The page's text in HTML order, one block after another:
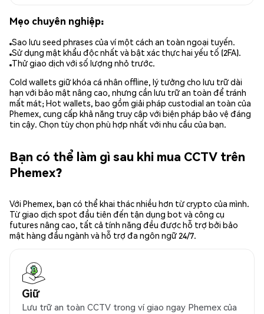
Mẹo chuyên nghiệp:
Sao lưu seed phrases của ví một cách an toàn ngoại tuyến.
Sử dụng mật khẩu độc nhất và bật xác thực hai yếu tố (2FA).
Thử giao dịch với số lượng nhỏ trước.
Cold wallets giữ khóa cá nhân offline, lý tưởng cho lưu trữ dài
hạn với bảo mật nâng cao, nhưng cần lưu trữ an toàn để tránh
mất mát; Hot wallets, bao gồm giải pháp custodial an toàn của
Phemex, cung cấp khả năng truy cập với biện pháp bảo vệ đáng
tin cậy. Chọn tùy chọn phù hợp nhất với nhu cầu của bạn.
Bạn có thể làm gì sau khi mua CCTV trên
Phemex?
Với Phemex, bạn có thể khai thác nhiều hơn từ crypto của mình.
Từ giao dịch spot đầu tiên đến tận dụng bot và công cụ
futures nâng cao, tất cả tính năng đều được hỗ trợ bởi bảo
mật hàng đầu ngành và hỗ trợ đa ngôn ngữ 24/7.
Giữ
Lưu trữ an toàn CCTV trong ví giao ngay Phemex của